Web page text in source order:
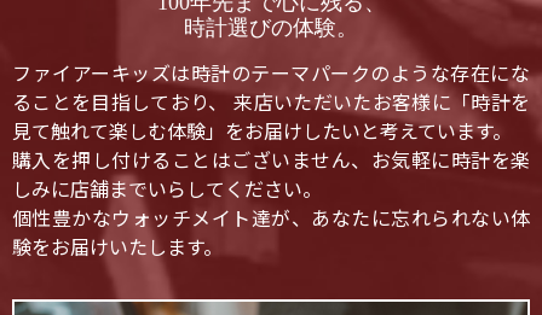
時計選びの体験。
ファイアーキッズは時計のテーマパークのような存在にな
ることを目指しており、 来店いただいたお客様に「時計を
見て触れて楽しむ体験」をお届けしたいと考えています。
購入を押し付けることはございません、お気軽に時計を楽
しみに店舗までいらしてください。
個性豊かなウォッチメイト達が、あなたに忘れられない体
験をお届けいたします。